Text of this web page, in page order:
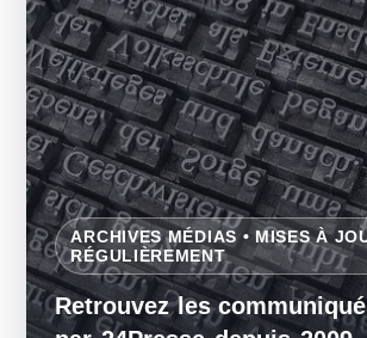
ARCHIVES MÉDIAS • MISES À
RÉGULIÈREMENT
Retrouvez les